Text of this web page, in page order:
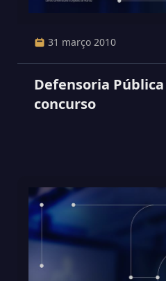
31 março 2010
Defensoria
concurso